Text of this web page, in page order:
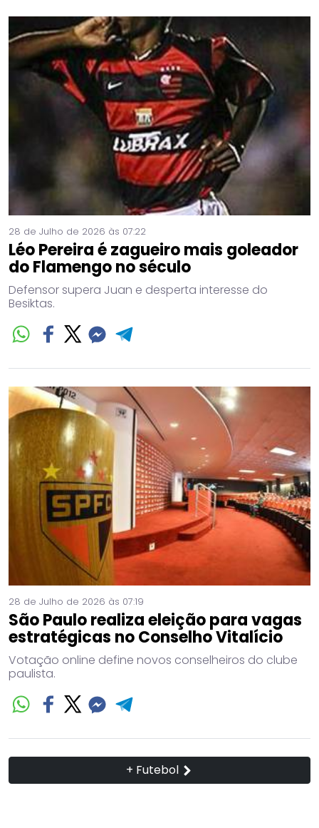
28 de Julho de 2026 às 07:22
Léo Pereira é zagueiro mais goleador
do Flamengo no século
Defensor supera Juan e desperta interesse do
Besiktas.
28 de Julho de 2026 às 07:19
São Paulo realiza eleição para vagas
estratégicas no Conselho Vitalício
Votação online define novos conselheiros do clube
paulista.
+ Futebol